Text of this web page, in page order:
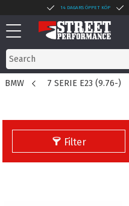
Menu
14 DAGARS ÖPPET KÖP
BMW 7 SERIE E23 (9.76-)
Filter